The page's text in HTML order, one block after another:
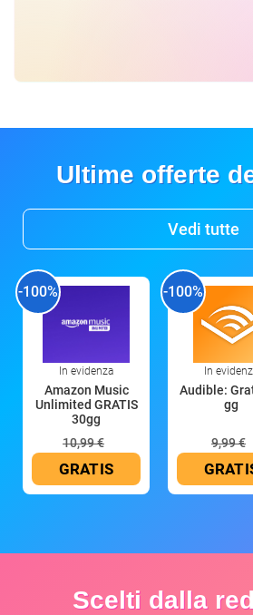
Ultime offerte
Vedi tutte
-100%
In evidenza
Amazon Music
Unlimited GRATIS
30gg
10,99 €
GRATIS
-100%
In
Audible:
gg
9,99 €
Scelti dalla